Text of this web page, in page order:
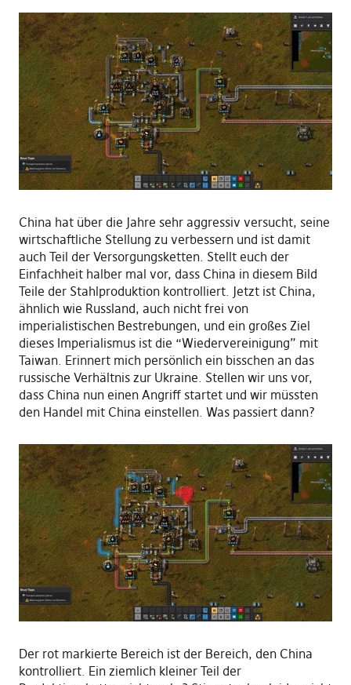
China hat über die Jahre sehr aggressiv versucht, seine
wirtschaftliche Stellung zu verbessern und ist damit
auch Teil der Versorgungsketten. Stellt euch der
Einfachheit halber mal vor, dass China in diesem Bild
Teile der Stahlproduktion kontrolliert. Jetzt ist China,
ähnlich wie Russland, auch nicht frei von
imperialistischen Bestrebungen, und ein großes Ziel
dieses Imperialismus ist die “Wiedervereinigung” mit
Taiwan. Erinnert mich persönlich ein bisschen an das
russische Verhältnis zur Ukraine. Stellen wir uns vor,
dass China nun einen Angriff startet und wir müssten
den Handel mit China einstellen. Was passiert dann?
Der rot markierte Bereich ist der Bereich, den China
kontrolliert. Ein ziemlich kleiner Teil der